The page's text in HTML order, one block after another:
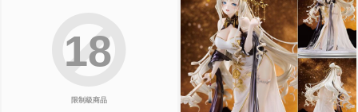
限制級商品
18